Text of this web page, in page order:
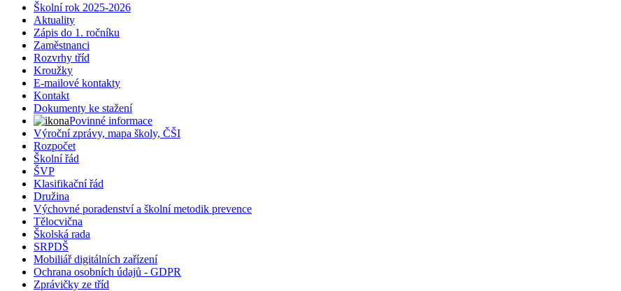
Školní rok 2025-2026
Aktuality
Zápis do 1. ročníku
Zaměstnanci
Rozvrhy tříd
Kroužky
E-mailové kontakty
Kontakt
Dokumenty ke stažení
Povinné informace
Výroční zprávy, mapa školy, ČŠI
Rozpočet
Školní řád
ŠVP
Klasifikační řád
Družina
Výchovné poradenství a školní metodik prevence
Tělocvična
Školská rada
SRPDŠ
Mobiliář digitálních zařízení
Ochrana osobních údajů - GDPR
Zprávičky ze tříd